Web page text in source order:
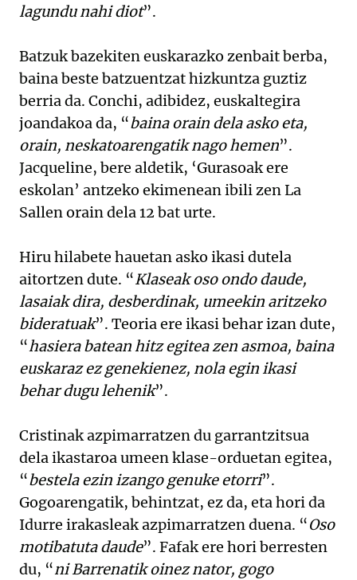
lagundu nahi diot”.
Batzuk bazekiten euskarazko zenbait berba,
baina beste batzuentzat hizkuntza guztiz
berria da. Conchi, adibidez, euskaltegira
joandakoa da, “baina orain dela asko eta,
orain, neskatoarengatik nago hemen”.
Jacqueline, bere aldetik, ‘Gurasoak ere
eskolan’ antzeko ekimenean ibili zen La
Sallen orain dela 12 bat urte.
Hiru hilabete hauetan asko ikasi dutela
aitortzen dute. “Klaseak oso ondo daude,
lasaiak dira, desberdinak, umeekin aritzeko
bideratuak”. Teoria ere ikasi behar izan dute,
“hasiera batean hitz egitea zen asmoa, baina
euskaraz ez genekienez, nola egin ikasi
behar dugu lehenik”.
Cristinak azpimarratzen du garrantzitsua
dela ikastaroa umeen klase-orduetan egitea,
“bestela ezin izango genuke etorri”.
Gogoarengatik, behintzat, ez da, eta hori da
Idurre irakasleak azpimarratzen duena. “Oso
motibatuta daude”. Fafak ere hori berresten
du, “ni Barrenatik oinez nator, gogo